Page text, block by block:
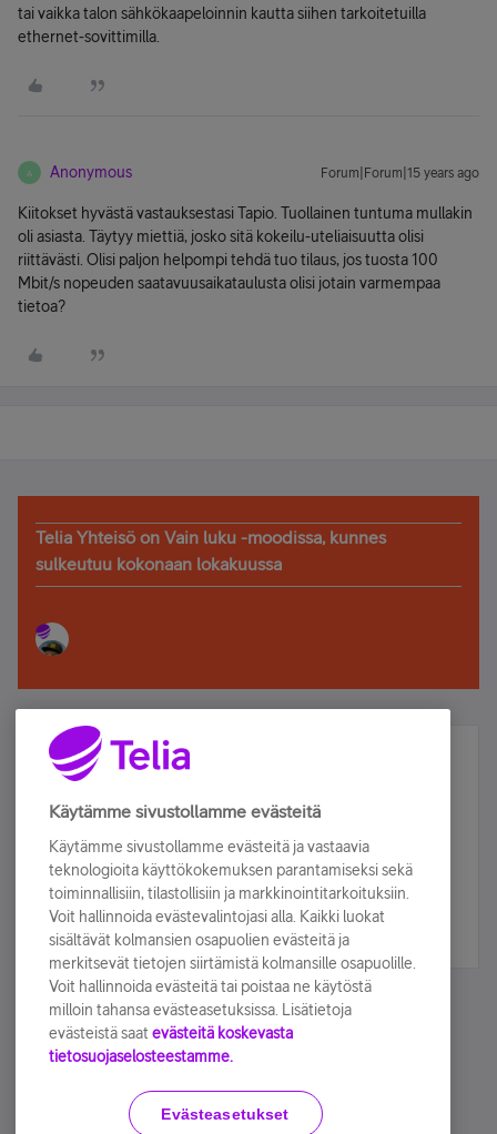
tai vaikka talon sähkökaapeloinnin kautta siihen tarkoitetuilla
ethernet-sovittimilla.
A Anonymous Forum|Forum|15 years ago
Kiitokset hyvästä vastauksestasi Tapio. Tuollainen tuntuma mullakin
oli asiasta. Täytyy miettiä, josko sitä kokeilu-uteliaisuutta olisi
riittävästi. Olisi paljon helpompi tehdä tuo tilaus, jos tuosta 100
Mbit/s nopeuden saatavuusaikataulusta olisi jotain varmempaa
tietoa?
Telia Yhteisö on Vain luku -moodissa, kunnes
sulkeutuu kokonaan lokakuussa
Älä jää paitsi – osallistu ja voita!
Tilaa Telian uutiskirje ja olet mukana arvonnassa.
sähköpostiisi.
Tilaa nyt
Käyttöehdot Accessibility statement
Käytämme sivustollamme evästeitä
Käytämme sivustollamme evästeitä ja vastaavia
teknologioita käyttökokemuksen parantamiseksi sekä
toiminnallisiin, tilastollisiin ja markkinointitarkoituksiin.
Voit hallinnoida evästevalintojasi alla. Kaikki luokat
sisältävät kolmansien osapuolien evästeitä ja
merkitsevät tietojen siirtämistä kolmansille osapuolille.
Voit hallinnoida evästeitä tai poistaa ne käytöstä
milloin tahansa evästeasetuksissa. Lisätietoja
evästeistä saat evästeitä koskevasta
tietosuojaselosteestamme.
Evästeasetukset